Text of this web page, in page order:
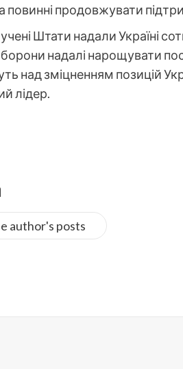
повинні продовжувати
Штати надали Україні
надалі нарощувати
над зміцненням позицій
лідер.
author's posts